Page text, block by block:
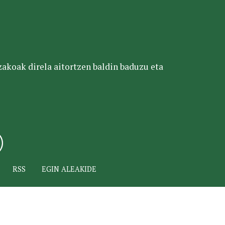
direla aitortzen baldin baduzu eta
RSS EGIN ALEAKIDE